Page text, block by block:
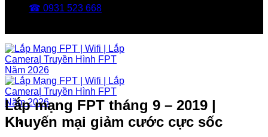
☎ 0931 523 668
Lắp mạng FPT tháng 9 – 2019 |
Khuyến mại giảm cước cực sốc